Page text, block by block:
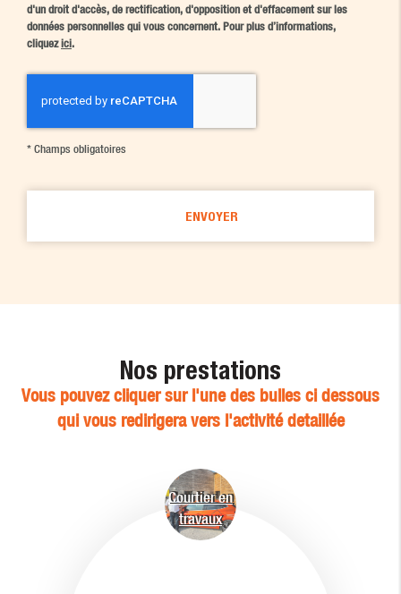
d'un droit d'accès, de rectification, d'opposition et d'effacement sur les
données personnelles qui vous concernent. Pour plus d’informations,
cliquez ici.
* Champs obligatoires
Nos prestations
Vous pouvez cliquer sur l'une des bulles ci dessous
qui vous redirigera vers l'activité detaillée
Courtier en
travaux